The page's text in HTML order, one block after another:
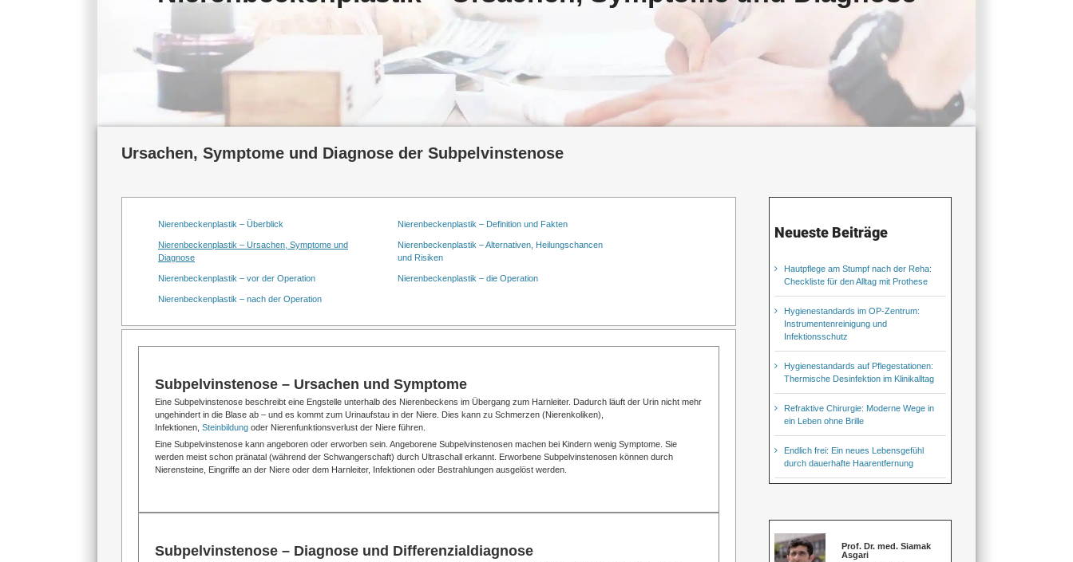
Ursachen, Symptome und Diagnose der Subpelvinstenose
Nierenbeckenplastik – Überblick Nierenbeckenplastik – Definition und Fakten
Nierenbeckenplastik – Ursachen, Symptome und
Diagnose
Nierenbeckenplastik – Alternativen, Heilungschancen
und Risiken
Nierenbeckenplastik – vor der Operation Nierenbeckenplastik – die Operation
Nierenbeckenplastik – nach der Operation
Subpelvinstenose – Ursachen und Symptome
Eine Subpelvinstenose beschreibt eine Engstelle unterhalb des Nierenbeckens im Übergang zum Harnleiter. Dadurch läuft der Urin nicht mehr
ungehindert in die Blase ab – und es kommt zum Urinaufstau in der Niere. Dies kann zu Schmerzen (Nierenkoliken),
Infektionen, Steinbildungoder Nierenfunktionsverlust der Niere führen.
Eine Subpelvinstenose kann angeboren oder erworben sein. Angeborene Subpelvinstenosen machen bei Kindern wenig Symptome. Sie
werden meist schon pränatal (während der Schwangerschaft) durch Ultraschall erkannt. Erworbene Subpelvinstenosen können durch
Nierensteine, Eingriffe an der Niere oder dem Harnleiter, Infektionen oder Bestrahlungen ausgelöst werden.
Subpelvinstenose – Diagnose und Differenzialdiagnose
Neueste Beiträge
Hautpflege am Stumpf nach der Reha:
Checkliste für den Alltag mit Prothese
Hygienestandards im OP-Zentrum:
Instrumentenreinigung und
Infektionsschutz
Hygienestandards auf Pflegestationen:
Thermische Desinfektion im Klinikalltag
Refraktive Chirurgie: Moderne Wege in
ein Leben ohne Brille
Endlich frei: Ein neues Lebensgefühl
durch dauerhafte Haarentfernung
Prof. Dr. med. Siamak
Asgari